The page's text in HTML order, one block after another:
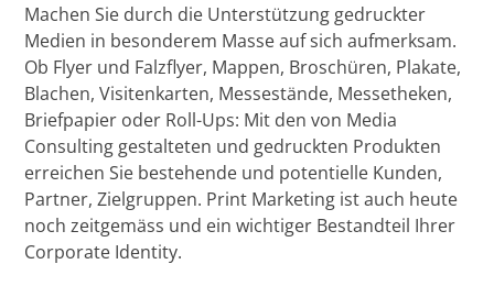
Machen Sie durch die Unterstützung gedruckter
Medien in besonderem Masse auf sich aufmerksam.
Ob Flyer und Falzflyer, Mappen, Broschüren, Plakate,
Blachen, Visitenkarten, Messestände, Messetheken,
Briefpapier oder Roll-Ups: Mit den von Media
Consulting gestalteten und gedruckten Produkten
erreichen Sie bestehende und potentielle Kunden,
Partner, Zielgruppen. Print Marketing ist auch heute
noch zeitgemäss und ein wichtiger Bestandteil Ihrer
Corporate Identity.